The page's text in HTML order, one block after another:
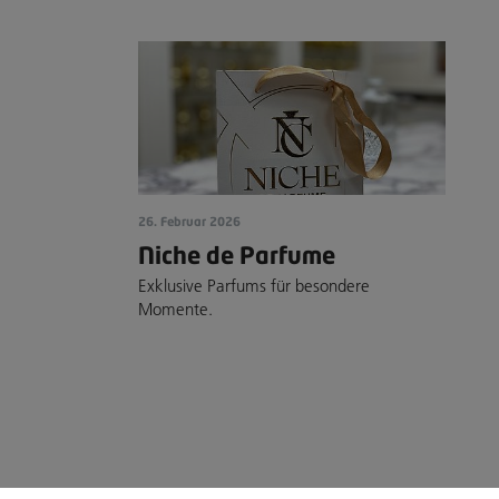
26. Februar 2026
Niche de Parfume
Exklusive Parfums für besondere
Momente.